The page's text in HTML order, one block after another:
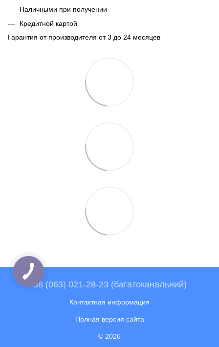
Наличными при получении
Кредитной картой
Гарантия от производителя от 3 до 24 месяцев
+38 (063) 021-28-23 (багатоканальний)
Контактная информация
Полная версия сайта
© 2026